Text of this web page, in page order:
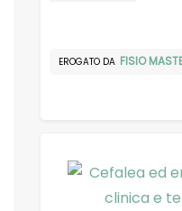
EROGATO DA FISIO